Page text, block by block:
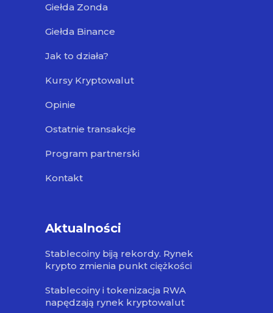
Giełda Zonda
Giełda Binance
Jak to działa?
Kursy Kryptowalut
Opinie
Ostatnie transakcje
Program partnerski
Kontakt
Aktualności
Stablecoiny biją rekordy. Rynek
krypto zmienia punkt ciężkości
Stablecoiny i tokenizacja RWA
napędzają rynek kryptowalut